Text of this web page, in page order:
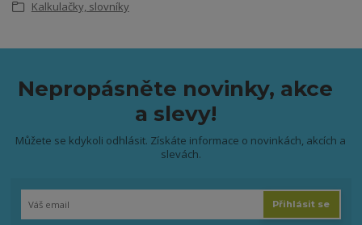
Kalkulačky, slovníky
Nepropásněte novinky, akce
a slevy!
Můžete se kdykoli odhlásit. Získáte informace o novinkách, akcích a
slevách.
Přihlásit se